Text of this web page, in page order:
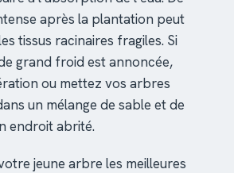
après la plantation peut
tissus racinaires fragiles. Si
grand froid est annoncée,
ou mettez vos arbres
un mélange de sable et de
endroit abrité.
jeune arbre les meilleures